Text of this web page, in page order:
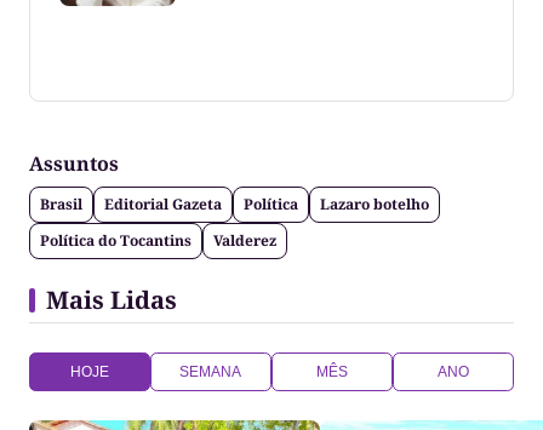
consultora de comunicação. CEO Editora-Chefe da
político e anti-fake!
Assuntos
Brasil Editorial Gazeta Política
Lazaro botelho
Política do Tocantins
Valderez
Mais Lidas
HOJE SEMANA MÊS ANO